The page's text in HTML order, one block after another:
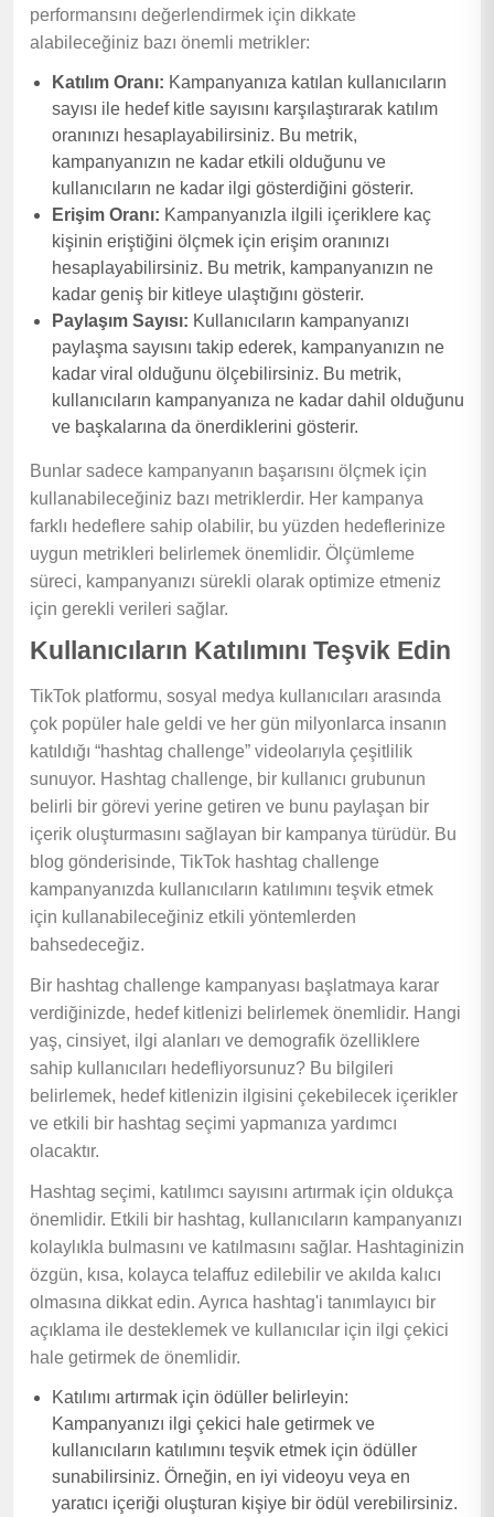
performansını değerlendirmek için dikkate
alabileceğiniz bazı önemli metrikler:
Katılım Oranı: Kampanyanıza katılan kullanıcıların
sayısı ile hedef kitle sayısını karşılaştırarak katılım
oranınızı hesaplayabilirsiniz. Bu metrik,
kampanyanızın ne kadar etkili olduğunu ve
kullanıcıların ne kadar ilgi gösterdiğini gösterir.
Erişim Oranı: Kampanyanızla ilgili içeriklere kaç
kişinin eriştiğini ölçmek için erişim oranınızı
hesaplayabilirsiniz. Bu metrik, kampanyanızın ne
kadar geniş bir kitleye ulaştığını gösterir.
Paylaşım Sayısı: Kullanıcıların kampanyanızı
paylaşma sayısını takip ederek, kampanyanızın ne
kadar viral olduğunu ölçebilirsiniz. Bu metrik,
kullanıcıların kampanyanıza ne kadar dahil olduğunu
ve başkalarına da önerdiklerini gösterir.
Bunlar sadece kampanyanın başarısını ölçmek için
kullanabileceğiniz bazı metriklerdir. Her kampanya
farklı hedeflere sahip olabilir, bu yüzden hedeflerinize
uygun metrikleri belirlemek önemlidir. Ölçümleme
süreci, kampanyanızı sürekli olarak optimize etmeniz
için gerekli verileri sağlar.
Kullanıcıların Katılımını Teşvik Edin
TikTok platformu, sosyal medya kullanıcıları arasında
çok popüler hale geldi ve her gün milyonlarca insanın
katıldığı “hashtag challenge” videolarıyla çeşitlilik
sunuyor. Hashtag challenge, bir kullanıcı grubunun
belirli bir görevi yerine getiren ve bunu paylaşan bir
içerik oluşturmasını sağlayan bir kampanya türüdür. Bu
blog gönderisinde, TikTok hashtag challenge
kampanyanızda kullanıcıların katılımını teşvik etmek
için kullanabileceğiniz etkili yöntemlerden
bahsedeceğiz.
Bir hashtag challenge kampanyası başlatmaya karar
verdiğinizde, hedef kitlenizi belirlemek önemlidir. Hangi
yaş, cinsiyet, ilgi alanları ve demografik özelliklere
sahip kullanıcıları hedefliyorsunuz? Bu bilgileri
belirlemek, hedef kitlenizin ilgisini çekebilecek içerikler
ve etkili bir hashtag seçimi yapmanıza yardımcı
olacaktır.
Hashtag seçimi, katılımcı sayısını artırmak için oldukça
önemlidir. Etkili bir hashtag, kullanıcıların kampanyanızı
kolaylıkla bulmasını ve katılmasını sağlar. Hashtaginizin
özgün, kısa, kolayca telaffuz edilebilir ve akılda kalıcı
olmasına dikkat edin. Ayrıca hashtag'i tanımlayıcı bir
açıklama ile desteklemek ve kullanıcılar için ilgi çekici
hale getirmek de önemlidir.
Katılımı artırmak için ödüller belirleyin:
Kampanyanızı ilgi çekici hale getirmek ve
kullanıcıların katılımını teşvik etmek için ödüller
sunabilirsiniz. Örneğin, en iyi videoyu veya en
yaratıcı içeriği oluşturan kişiye bir ödül verebilirsiniz.